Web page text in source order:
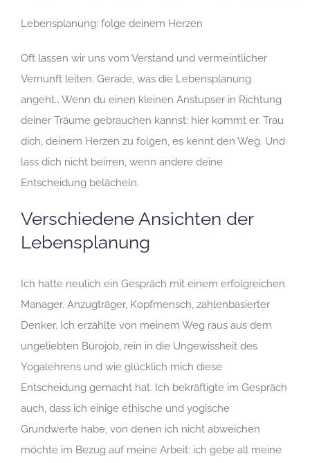
Lebensplanung: folge deinem Herzen
Oft lassen wir uns vom Verstand und vermeintlicher
Vernunft leiten. Gerade, was die Lebensplanung
angeht… Wenn du einen kleinen Anstupser in Richtung
deiner Träume gebrauchen kannst: hier kommt er. Trau
dich, deinem Herzen zu folgen, es kennt den Weg. Und
lass dich nicht beirren, wenn andere deine
Entscheidung belächeln.
Verschiedene Ansichten der
Lebensplanung
Ich hatte neulich ein Gespräch mit einem erfolgreichen
Manager. Anzugträger, Kopfmensch, zahlenbasierter
Denker. Ich erzählte von meinem Weg raus aus dem
ungeliebten Bürojob, rein in die Ungewissheit des
Yogalehrens und wie glücklich mich diese
Entscheidung gemacht hat. Ich bekräftigte im Gespräch
auch, dass ich einige ethische und yogische
Grundwerte habe, von denen ich nicht abweichen
möchte im Bezug auf meine Arbeit: ich gebe all meine